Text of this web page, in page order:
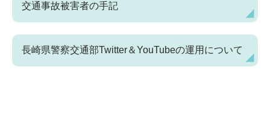
交通事故被害者の手記
長崎県警察交通部Twitter＆YouTubeの運用について